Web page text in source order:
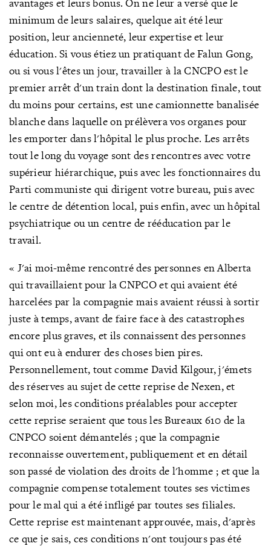
minimum de leurs salaires, quelque ait été leur
position, leur ancienneté, leur expertise et leur
éducation. Si vous étiez un pratiquant de Falun Gong,
ou si vous l'êtes un jour, travailler à la CNCPO est le
premier arrêt d'un train dont la destination finale, tout
du moins pour certains, est une camionnette banalisée
blanche dans laquelle on prélèvera vos organes pour
les emporter dans l'hôpital le plus proche. Les arrêts
tout le long du voyage sont des rencontres avec votre
supérieur hiérarchique, puis avec les fonctionnaires du
Parti communiste qui dirigent votre bureau, puis avec
le centre de détention local, puis enfin, avec un hôpital
psychiatrique ou un centre de rééducation par le
travail.
« J'ai moi-même rencontré des personnes en Alberta
qui travaillaient pour la CNPCO et qui avaient été
harcelées par la compagnie mais avaient réussi à sortir
juste à temps, avant de faire face à des catastrophes
encore plus graves, et ils connaissent des personnes
qui ont eu à endurer des choses bien pires.
Personnellement, tout comme David Kilgour, j'émets
des réserves au sujet de cette reprise de Nexen, et
selon moi, les conditions préalables pour accepter
cette reprise seraient que tous les Bureaux 610 de la
CNPCO soient démantelés ; que la compagnie
reconnaisse ouvertement, publiquement et en détail
son passé de violation des droits de l'homme ; et que la
compagnie compense totalement toutes ses victimes
pour le mal qui a été infligé par toutes ses filiales.
Cette reprise est maintenant approuvée, mais, d'après
ce que je sais, ces conditions n'ont toujours pas été